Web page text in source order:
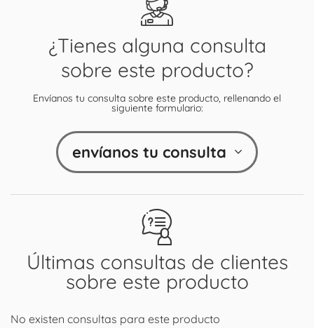
Últimas consultas de clientes
sobre este producto
No existen consultas para este producto
¿Tienes alguna consulta
sobre este producto?
Envíanos tu consulta sobre este producto, rellenando el
siguiente formulario:
envíanos tu consulta